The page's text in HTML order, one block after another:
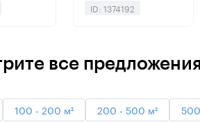
ID: 1374192
все
100 - 200 м² 200 - 500 м²